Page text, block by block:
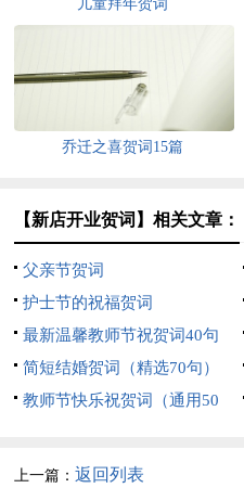
儿童拜年贺词
乔迁之喜贺词15篇
【新店开业贺词】相关文章：
父亲节贺词
护士节的祝福贺词
最新温馨教师节祝贺词40句
简短结婚贺词（精选70句）
教师节快乐祝贺词（通用50
上一篇：返回列表